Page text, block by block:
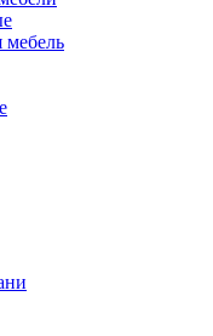
мебель